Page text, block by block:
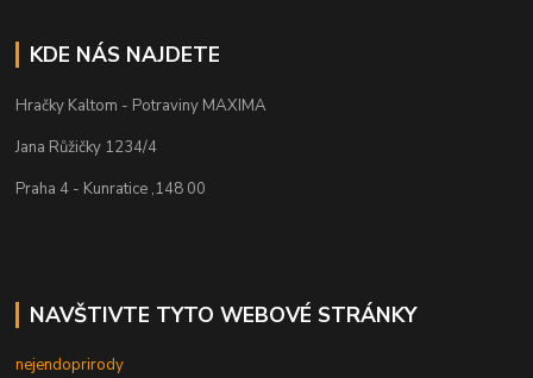
KDE NÁS NAJDETE
Hračky Kaltom - Potraviny MAXIMA
Jana Růžičky 1234/4
Praha 4 - Kunratice ,148 00
NAVŠTIVTE TYTO WEBOVÉ STRÁNKY
nejendoprirody